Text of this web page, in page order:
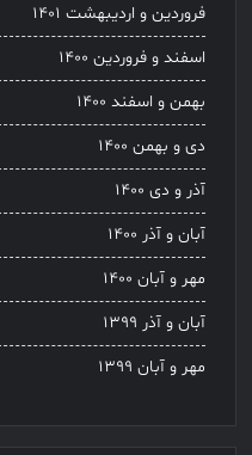
فروردین و اردیبهشت ۱۴۰۱
اسفند و فروردین ۱۴۰۰
بهمن و اسفند ۱۴۰۰
دی و بهمن ۱۴۰۰
آذر و دی ۱۴۰۰
آبان و آذر ۱۴۰۰
مهر و آبان ۱۴۰۰
آبان و آذر ۱۳۹۹
مهر و آبان ۱۳۹۹